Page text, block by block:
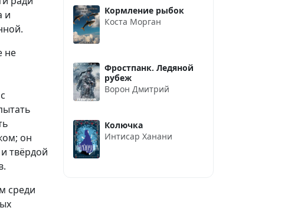
и
не
он
твёрдой
среди
Кормление рыбок
Коста Морган
Фростпанк. Ледяной
рубеж
Ворон Дмитрий
Колючка
Интисар Ханани